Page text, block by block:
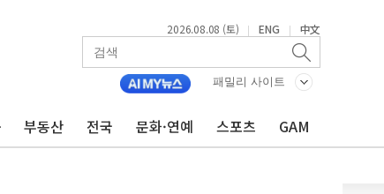
2026.08.08 (토) | ENG | 中文
패밀리 사이트
부동산 전국 문화·연예 스포츠 GAM
(8.10~8.14)
…공습 한계·탄약 부족 현실화